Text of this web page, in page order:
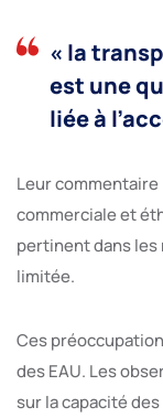
« la
est une
liée à
Leur
commerciale et
pertinent dans
limitée.
Ces
des EAU. Les
sur la capacité